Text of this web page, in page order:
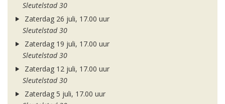
Sleutelstad 30
Zaterdag 26 juli, 17.00 uur
Sleutelstad 30
Zaterdag 19 juli, 17.00 uur
Sleutelstad 30
Zaterdag 12 juli, 17.00 uur
Sleutelstad 30
Zaterdag 5 juli, 17.00 uur